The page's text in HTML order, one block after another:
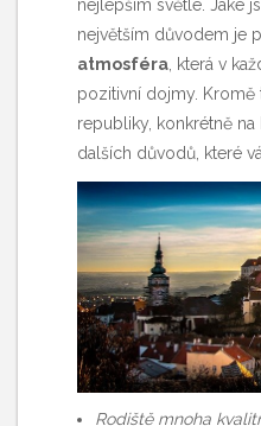
nejlepším světle. Jaké
největším důvodem je
atmosféra , která v
pozitivní dojmy. Kromě
republiky, konkrétně
dalších důvodů, které
Rodiště mnoha